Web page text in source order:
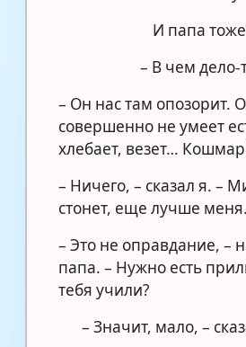
И папа
– В чем дело-
– Он нас там опозорит.
совершенно не умеет
хлебает, везет…
– Ничего, – сказал я. –
стонет, еще лучше меня.
– Это не оправдание, –
папа. – Нужно есть
тебя учили?
– Значит, мало, –